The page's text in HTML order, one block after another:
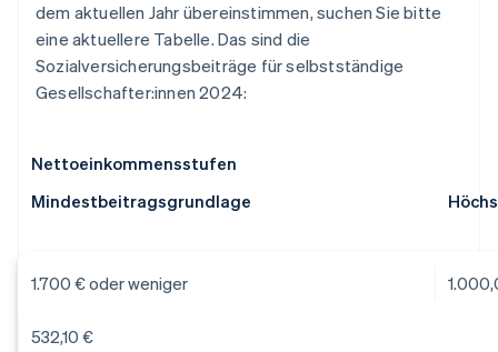
dem aktuellen Jahr übereinstimmen, suchen Sie bitte
eine aktuellere Tabelle. Das sind die
Sozialversicherungsbeiträge für selbstständige
Gesellschafter:innen 2024:
Nettoeinkommensstufen
Mindestbeitragsgrundlage
1.700 € oder weniger
532,10 €